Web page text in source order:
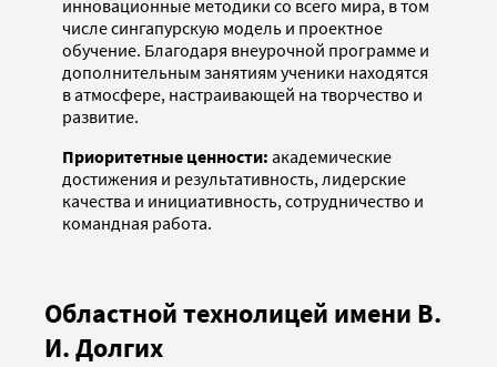
инновационные методики со всего мира, в том
числе сингапурскую модель и проектное
обучение. Благодаря внеурочной программе и
дополнительным занятиям ученики находятся
в атмосфере, настраивающей на творчество и
развитие.
Приоритетные ценности: академические
достижения и результативность, лидерские
качества и инициативность, сотрудничество и
командная работа.
Областной технолицей имени В.
И. Долгих